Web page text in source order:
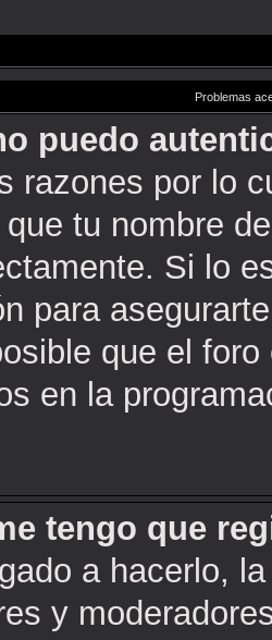
Problemas
puedo
razones por lo
tu nombre
Si lo
para
que el
en la
tengo que
a hacerlo,
y